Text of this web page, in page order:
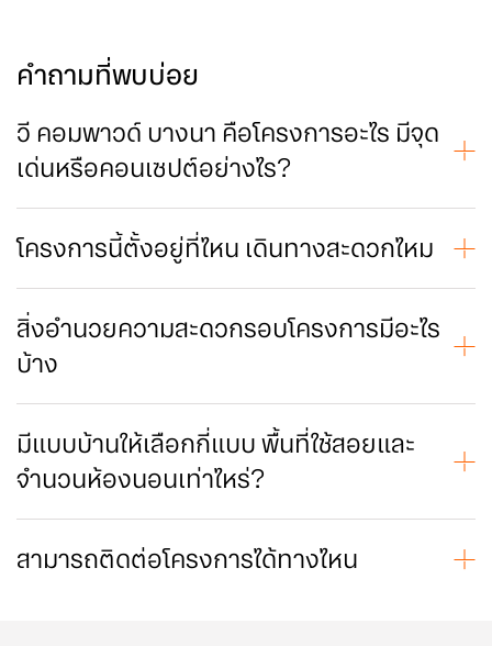
คำถามที่พบบ่อย
วี คอมพาวด์ บางนา คือโครงการอะไร มีจุด
เด่นหรือคอนเซปต์อย่างไร?
ตอบรับทุกการใช้ชีวิต พร้อมพักผ่อนกับ Clubhouse ที่พรั่งพร้อม
ด้วย ฟิตเนส, สระว่ายน้ำ, และสวนส่วนกลางขนาดใหญ่ เพื่อให้คุณได้
พักผ่อนกับครอบครัวที่คุณรักได้อย่างเต็มที่บนทำเลศักยภาพ ราย
ล้อมด้วยแหล่งไลฟ์สไตล์
โครงการนี้ตั้งอยู่ที่ไหน เดินทางสะดวกไหม
ใกล้ โรงพยาบาลบางนา 2
3 นาที ทางพิเศษบูรพาวิถี
20 นาที สนามบินสุวรรณภูมิ
สิ่งอำนวยความสะดวกรอบโครงการมีอะไร
บ้าง
ระบบรักษาความปลอดภัยก็มีทั้งติดตั้งสัญญาณกันขโมยภายในตัว
บ้าน และประตูเข้า-ออก ด้วยระบบ Easy Pass
มีแบบบ้านให้เลือกกี่แบบ พื้นที่ใช้สอยและ
จำนวนห้องนอนเท่าไหร่?
ประกอบด้วย 3 ห้องนอน 3 ห้องน้ำ 1 ครัว และ 2 ที่จอดรถ
แบบบ้าน LUXE ทาวน์โฮม 2 ชั้น พื้นที่ใช้สอย 137 ตารางเมตร
สามารถติดต่อโครงการได้ทางไหน